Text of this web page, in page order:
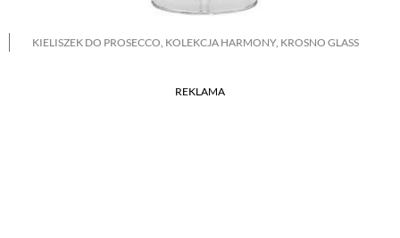
KIELISZEK DO PROSECCO, KOLEKCJA HARMONY, KROSNO GLASS
REKLAMA